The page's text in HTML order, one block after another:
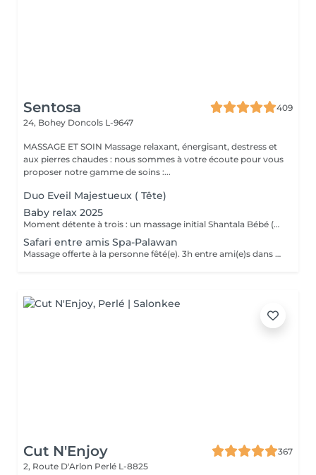
Sentosa
409
24, Bohey Doncols L-9647
MASSAGE ET SOIN Massage relaxant, énergisant, destress et
aux pierres chaudes : nous sommes à votre écoute pour vous
proposer notre gamme de soins :...
Duo Eveil Majestueux ( Tête)
Baby relax 2025
Moment détente à trois : un massage initial Shantala Bébé (maximum 9 mois ) vous faites vous même le massage sur votre bébé et nous vous montrons la marche à suivre + 2 massages " Eveil Majestueux" de 20 min pour papa et maman + 4h de Spa -Privatif Palawan A votre disposition lit pour bébé Uniquement du Lundi au jeudi de 10h à 14h Possibilité de commander le repas de midi sauf le mardi .
Safari entre amis Spa-Palawan
Massage offerte à la personne fêté(e). 3h entre ami(e)s dans notre spa privatif Palawan avec jus frais offerts. Massage Eveil Majestueux de 20 min offerts à la personne fêté(e) avec les somptueux produits de la marque Africology.
Cut N'Enjoy
367
2, Route D'Arlon Perlé L-8825